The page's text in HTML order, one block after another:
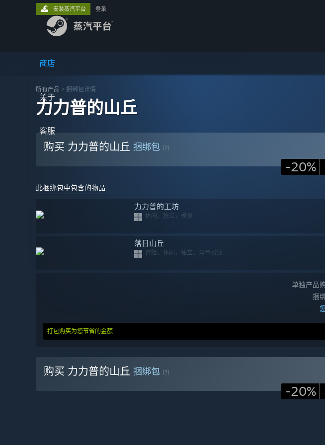
商店
关于
客服
安装蒸汽平台 登录
所有产品 > 捆绑包详情
力力普的山丘
购买 力力普的山丘 捆绑包 (?)
-20%
此捆绑包中包含的物品
力力普的工坊
休闲，独立，模拟
落日山丘
冒险，休闲，独立，角色扮演
单独产品
捆
打包购买为您节省的金额
购买 力力普的山丘 捆绑包 (?)
-20%